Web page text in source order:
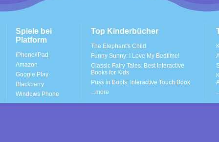
Spiele bei
Platform
iPhone/iPad
Amazon
Google Play
Blackberry
Windows Phone
Top Kinderbücher
The Elephant's Child
Funny Sunny: I Love My Bedtime!
Classic Fairy Tales: Best Interactive
Books for Kids
Puss in Boots: Interactive Touch Book
...more